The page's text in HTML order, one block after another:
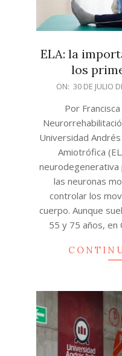
ELA: la
los
2026-ON: 30 DE JULIO
Por
Universidad
Amiotrófica
las neuronas
controlar los
cuerpo. Aunque
55 y 75 años, en